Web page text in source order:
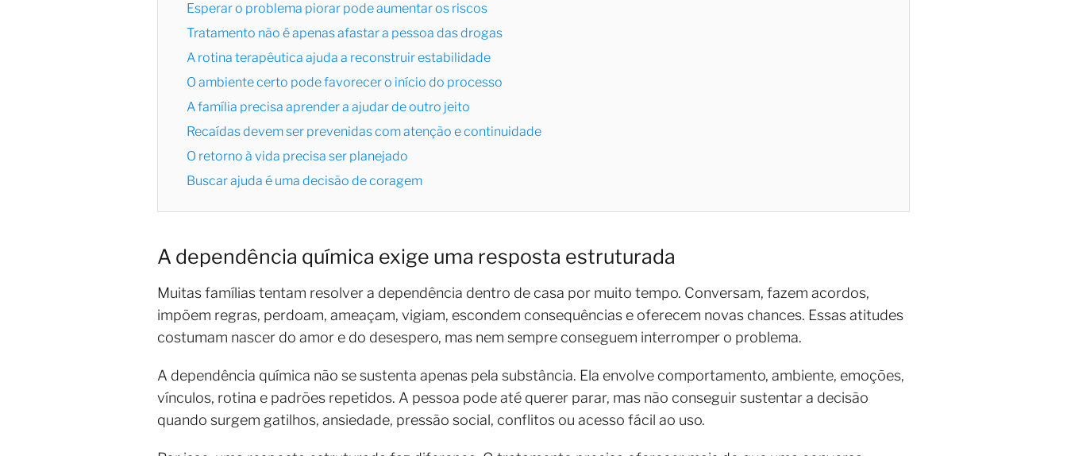
Esperar o problema piorar pode aumentar os riscos
Tratamento não é apenas afastar a pessoa das drogas
A rotina terapêutica ajuda a reconstruir estabilidade
O ambiente certo pode favorecer o início do processo
A família precisa aprender a ajudar de outro jeito
Recaídas devem ser prevenidas com atenção e continuidade
O retorno à vida precisa ser planejado
Buscar ajuda é uma decisão de coragem
A dependência química exige uma resposta estruturada
Muitas famílias tentam resolver a dependência dentro de casa por muito tempo. Conversam, fazem acordos,
impõem regras, perdoam, ameaçam, vigiam, escondem consequências e oferecem novas chances. Essas atitudes
costumam nascer do amor e do desespero, mas nem sempre conseguem interromper o problema.
A dependência química não se sustenta apenas pela substância. Ela envolve comportamento, ambiente, emoções,
vínculos, rotina e padrões repetidos. A pessoa pode até querer parar, mas não conseguir sustentar a decisão
quando surgem gatilhos, ansiedade, pressão social, conflitos ou acesso fácil ao uso.